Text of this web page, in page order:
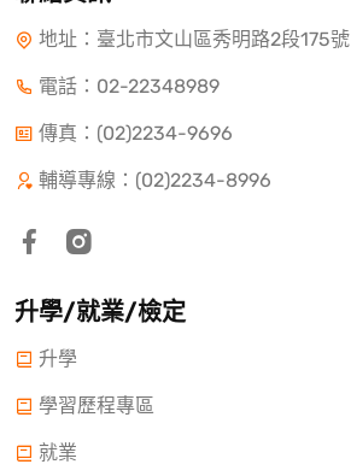
地址：臺北市文山區秀明路2段175號
電話： 02-22348989
傳真：(02)2234-9696
輔導專線：(02)2234-8996
升學/就業/檢定
升學
學習歷程專區
就業